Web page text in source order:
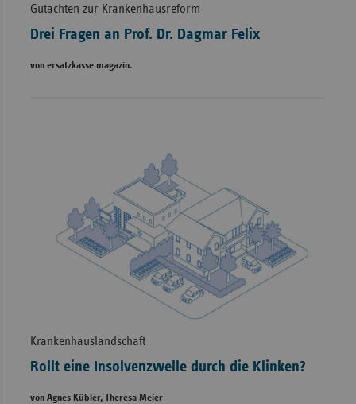
Gutachten zur Krankenhausreform
Drei Fragen an Prof. Dr. Dagmar Felix
von ersatzkasse magazin.
Krankenhauslandschaft
Rollt eine Insolvenzwelle durch die Klinken?
von Agnes Kübler, Theresa Meier